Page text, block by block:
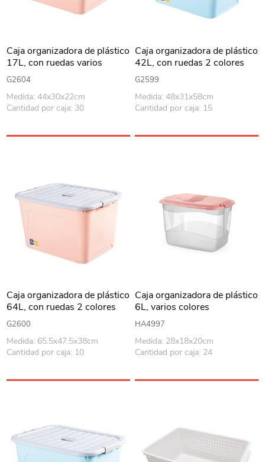
Caja organizadora de plástico
17L, con ruedas varios
colores
G2604
Medida: 44x30x22cm
Cantidad por caja: 30
Caja organizadora de plástico
42L, con ruedas 2 colores
G2599
Medida: 48x31x58cm
Cantidad por caja: 15
Caja organizadora de plástico
64L, con ruedas 2 colores
G2600
Medida: 65.5x47.5x38cm
Cantidad por caja: 10
Caja organizadora de plástico
6L, varios colores
HA4997
Medida: 28x18x20cm
Cantidad por caja: 24